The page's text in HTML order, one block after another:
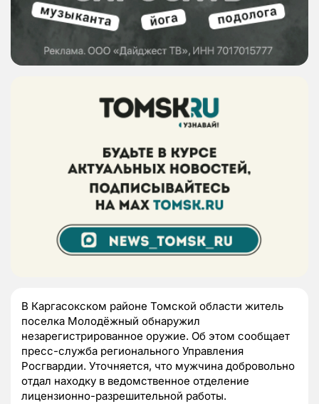
В Каргасокском районе Томской области житель
поселка Молодёжный обнаружил
незарегистрированное оружие. Об этом сообщает
пресс-служба регионального Управления
Росгвардии. Уточняется, что мужчина добровольно
отдал находку в ведомственное отделение
лицензионно-разрешительной работы.